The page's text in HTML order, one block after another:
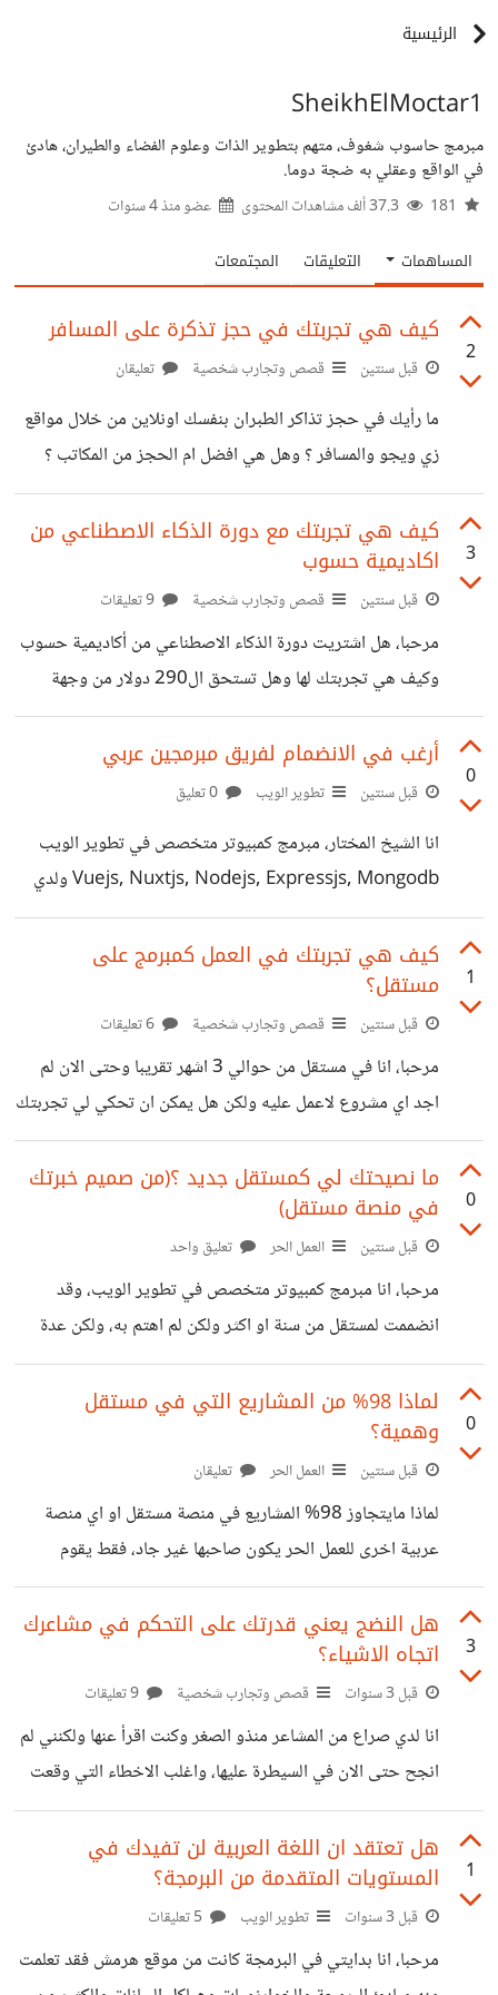
الرئيسية
SheikhElMoctar1
مبرمج حاسوب شغوف، متهم بتطوير الذات وعلوم الفضاء والطيران، هادئ
في الواقع وعقلي به ضجة دوما.
عضو منذ4 سنوات
المساهمات التعليقات المجتمعات
2
كيف هي تجربتك في حجز تذكرة على المسافر
قبل سنتين قصص وتجارب شخصية تعليقان
ما رأيك في حجز تذاكر الطبران بنفسك اونلاين من خلال مواقع
زي ويجو والمسافر ؟ وهل هي افضل ام الحجز من المكاتب ؟
ايضا ماذا عن الحجز مباشر من موقع شركة الطيران ؟ اخبرنا عن
تجاربك
3
كيف هي تجربتك مع دورة الذكاء الاصطناعي من
اكاديمية حسوب
قبل سنتين قصص وتجارب شخصية
مرحبا، هل اشتريت دورة الذكاء الاصطناعي من أكاديمية حسوب
وكيف هي تجربتك لها وهل تستحق ال290 دولار من وجهة
نظرك ؟
0
أرغب في الانضمام لفريق مبرمجين عربي
قبل سنتين تطوير الويب
انا الشيخ المختار، مبرمج كمبيوتر متخصص في تطوير الويب
Vuejs, Nuxtjs, Nodejs, Expressjs, Mongodb ولدي
خبرة في التعامل مع قواعد الMySQL. ابحث عن فريق عربي
مستعد للأنضمام إليه والعمل معا، فانا لم اعمل من قبل في فريق
للتواصل معي: sheikhelmoctar.me
1
كيف هي تجربتك في العمل كمبرمج على
مستقل؟
قبل سنتين قصص وتجارب شخصية
مرحبا، انا في مستقل من حوالي 3 اشهر تقريبا وحتى الان لم
اجد اي مشروع لاعمل عليه ولكن هل يمكن ان تحكي لي تجربتك
الاولى مع مستقل كمبرمج؟ وكيف حصلت على اول عميل ؟ وما
نصيحتك لي ؟
0
ما نصيحتك لي كمستقل جديد ؟(من صميم خبرتك
في منصة مستقل)
قبل سنتين العمل الحر تعليق واحد
مرحبا، انا مبرمج كمبيوتر متخصص في تطوير الويب، وقد
انضممت لمستقل من سنة او اكثر ولكن لم اهتم به، ولكن عدة
منذو شهرين تقريبا وضبط كل المطلوب ووثقته وبدأت بالتقديم
على المشاريع التي يمكنني تنفيذها، وحصلت على كم رد ولكن
لحد الان لم اجد اي عرض لي مقبول فعليا واغلب المشاريع
وهمية(Fake) واصحابها غير جادين. وبما ان لديك خبرة في
العمل الحر وعلى منصة مستقل، هل يمكنك الاطلاع على حسابي
واخباري اذا كنت ارتكب خطئا ما ومن الافضل اصلاحه لأنجح
0
لماذا 98% من المشاريع التي في مستقل
وهمية؟
قبل سنتين العمل الحر تعليقان
لماذا مايتجاوز 98% المشاريع في منصة مستقل او اي منصة
عربية اخرى للعمل الحر يكون صاحبها غير جاد، فقط يقوم
بتضييع النقاط المسموح بها للعروض ارغب في ان اعرف سبب ان
يقوم مهندس برمجيات بنشر انه يرغب في تطوير موقع ويب
وهو اختصاصه اساسا، وحتى انه لا يقوم بعمل اي مقابلة ؟؟ ماذا
يستفيد هو من هذا ؟
3
هل النضج يعني قدرتك على التحكم في مشاعرك
اتجاه الاشياء؟
قبل 3 سنوات قصص وتجارب شخصية
انا لدي صراع من المشاعر منذو الصغر وكنت اقرأ عنها ولكنني لم
انجح حتى الان في السيطرة عليها، واغلب الاخطاء التي وقعت
فيها وتأخري في مجالي هو المشاعر.. ربما يكون ذلك بسبب انني
في سن المراهقة (١٩ عاما الان)، ولكن لمن تخطو ٣٠ عاما، كيف
هي قدرتك على التحكم في مشاعرك؟ وهل لازلت تتأثر بمشاعرك
ومشاعر من حولك؟
1
هل تعتقد ان اللغة العربية لن تفيدك في
المستويات المتقدمة من البرمجة؟
قبل 3 سنوات تطوير الويب
مرحبا، انا بدايتي في البرمجة كانت من موقع هرمش فقد تعلمت